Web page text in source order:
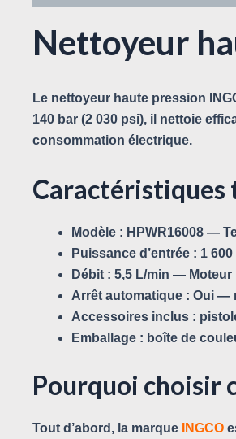
Nettoyeur
Le nettoyeur haute pression
140 bar (2 030 psi), il nettoie
consommation électrique.
Caractéristiques
Modèle : HPWR16008 —
Puissance d’entrée : 1
Débit : 5,5 L/min — Moteur
Arrêt automatique : Oui —
Accessoires inclus :
Emballage : boîte de
Pourquoi choisir
Tout d’abord, la marque INGCO